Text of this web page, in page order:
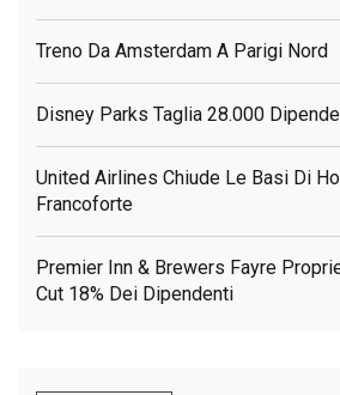
Treno Da Amsterdam A Parigi Nord
Disney Parks Taglia 28.000
United Airlines Chiude Le Basi Di
Francoforte
Premier Inn & Brewers Fayre
Cut 18% Dei Dipendenti